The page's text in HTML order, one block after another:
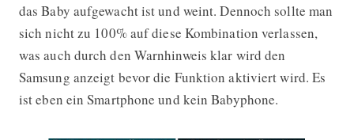
das Baby aufgewacht ist und weint. Dennoch sollte man
sich nicht zu 100% auf diese Kombination verlassen,
was auch durch den Warnhinweis klar wird den
Samsung anzeigt bevor die Funktion aktiviert wird. Es
ist eben ein Smartphone und kein Babyphone.